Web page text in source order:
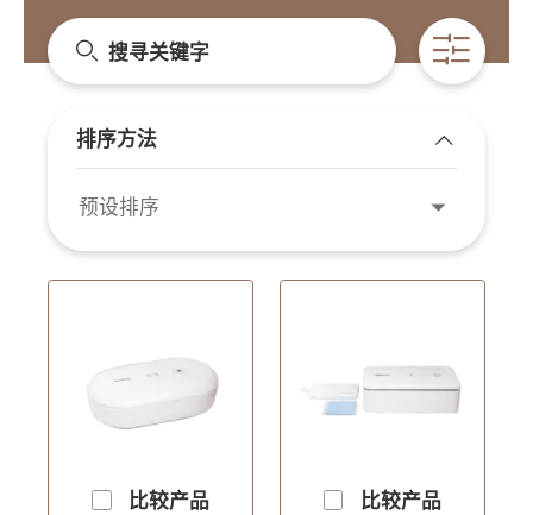
排序方法
展开/收起
预设排序
开启条
比较产品 比较产品